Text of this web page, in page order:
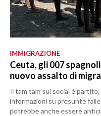
IMMIGRAZIONE
Ceuta, gli 007
nuovo assalto di
Il tam tam sui social è
informazioni su presunte
potrebbe anche essere